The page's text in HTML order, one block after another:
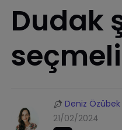
Dudak
Deniz Özübek
21/02/2024